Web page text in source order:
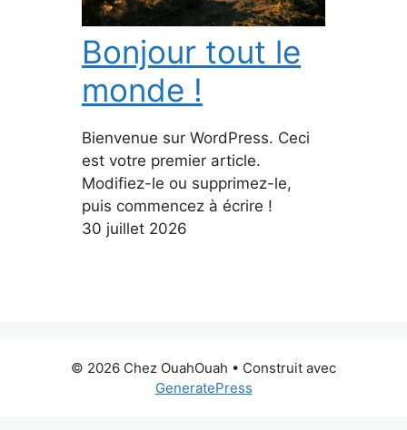
Bonjour tout le
monde !
Bienvenue sur WordPress. Ceci
est votre premier article.
Modifiez-le ou supprimez-le,
puis commencez à écrire !
30 juillet 2026
© 2026 Chez OuahOuah • Construit avec
GeneratePress